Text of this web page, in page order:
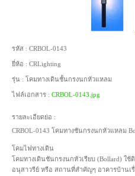
รหัส : CRBOL-0143
ยี่ห้อ : CRLighting
รุ่น : โคมทางเดินชั้นกรงนกหัวแหลม
ไฟล์เอกสาร : CRBOL-0143.jpg
รายละเอียดย่อ :
CRBOL-0143 โคมทางชันกรงนกหัวแหลม
โคมไฟทางเดิน
โคมทางเดินชันกรงนกหัวเรียบ (Bollard) ใ
อนุสาวรีย์ หรือ สถานที่สำคัญๆ อาคารบ้านเ